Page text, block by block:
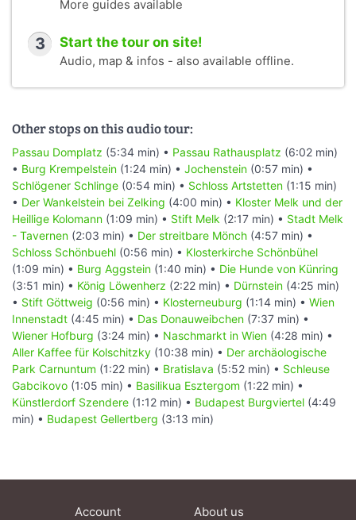
More guides available
3 Start the tour on site!
Audio, map & infos - also available offline.
Other stops on this audio tour:
Passau Domplatz (5:34 min) • Passau Rathausplatz (6:02 min)
• Burg Krempelstein (1:24 min) • Jochenstein (0:57 min) •
Schlögener Schlinge (0:54 min) • Schloss Artstetten (1:15 min)
• Der Wankelstein bei Zelking (4:00 min) • Kloster Melk und der
Heillige Kolomann (1:09 min) • Stift Melk (2:17 min) • Stadt Melk
- Tavernen (2:03 min) • Der streitbare Mönch (4:57 min) •
Schloss Schönbuehl (0:56 min) • Klosterkirche Schönbühel
(1:09 min) • Burg Aggstein (1:40 min) • Die Hunde von Künring
(3:51 min) • König Löwenherz (2:22 min) • Dürnstein (4:25 min)
• Stift Göttweig (0:56 min) • Klosterneuburg (1:14 min) • Wien
Innenstadt (4:45 min) • Das Donauweibchen (7:37 min) •
Wiener Hofburg (3:24 min) • Naschmarkt in Wien (4:28 min) •
Aller Kaffee für Kolschitzky (10:38 min) • Der archäologische
Park Carnuntum (1:22 min) • Bratislava (5:52 min) • Schleuse
Gabcikovo (1:05 min) • Basilikua Esztergom (1:22 min) •
Künstlerdorf Szendere (1:12 min) • Budapest Burgviertel (4:49
min) • Budapest Gellertberg (3:13 min)
Account About us